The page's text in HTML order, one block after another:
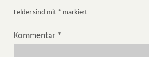
Felder sind mit * markiert
Kommentar *